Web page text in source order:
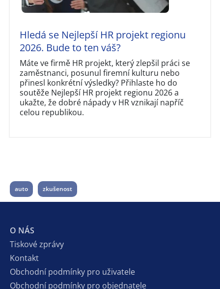
Hledá se Nejlepší HR projekt regionu
2026. Bude to ten váš?
Máte ve firmě HR projekt, který zlepšil práci se
zaměstnanci, posunul firemní kulturu nebo
přinesl konkrétní výsledky? Přihlaste ho do
soutěže Nejlepší HR projekt regionu 2026 a
ukažte, že dobré nápady v HR vznikají napříč
celou republikou.
auto zkušenost
O NÁS
Tiskové zprávy
Kontakt
Obchodní podmínky pro uživatele
Obchodní podmínky pro objednatele